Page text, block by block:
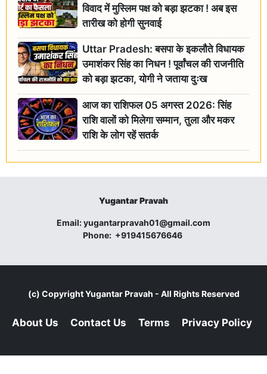
विवाद में मुस्लिम पक्ष को बड़ा झटका ! अब इस
तारीख को होगी सुनवाई
Uttar Pradesh: बसपा के इकलौते विधायक
उमाशंकर सिंह का निधन ! पूर्वांचल की राजनीति
को बड़ा झटका, योगी ने जताया दुःख
आज का राशिफल 05 अगस्त 2026: सिंह
राशि वालों को मिलेगा सम्मान, तुला और मकर
राशि के लोग रहें सतर्क
Yugantar Pravah
Email:yugantarpravah01@gmail.com
Phone: +919415676646
(c) CopyrightYugantar Pravah - All Rights Reserved
About Us Contact Us Terms Privacy Policy